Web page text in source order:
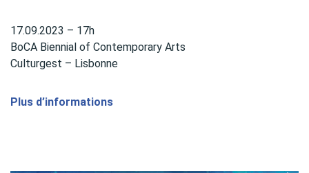
17.09.2023 – 17h
BoCA Biennial of Contemporary Arts
Culturgest – Lisbonne
Plus d’informations